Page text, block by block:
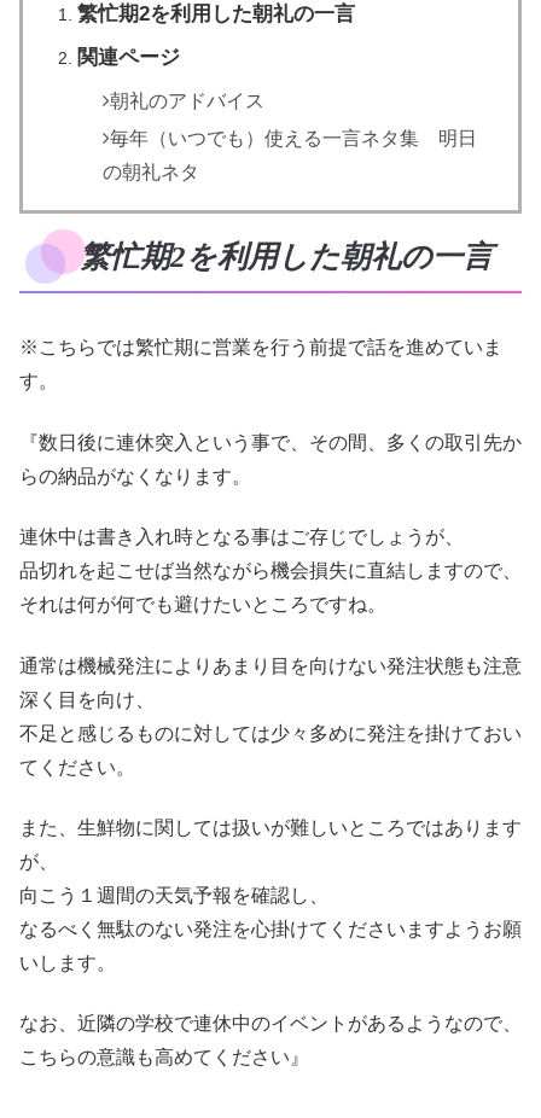
繁忙期2を利用した朝礼の一言
関連ページ
朝礼のアドバイス
毎年（いつでも）使える一言ネタ集 明日
の朝礼ネタ
繁忙期2を利用した朝礼の一言
※こちらでは繁忙期に営業を行う前提で話を進めていま
す。
『数日後に連休突入という事で、その間、多くの取引先か
らの納品がなくなります。
連休中は書き入れ時となる事はご存じでしょうが、
品切れを起こせば当然ながら機会損失に直結しますので、
それは何が何でも避けたいところですね。
通常は機械発注によりあまり目を向けない発注状態も注意
深く目を向け、
不足と感じるものに対しては少々多めに発注を掛けておい
てください。
また、生鮮物に関しては扱いが難しいところではあります
が、
向こう１週間の天気予報を確認し、
なるべく無駄のない発注を心掛けてくださいますようお願
いします。
なお、近隣の学校で連休中のイベントがあるようなので、
こちらの意識も高めてください』